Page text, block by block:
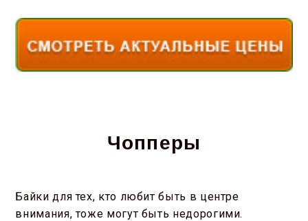
Чопперы
Байки для тех, кто любит быть в центре
внимания, тоже могут быть недорогими.